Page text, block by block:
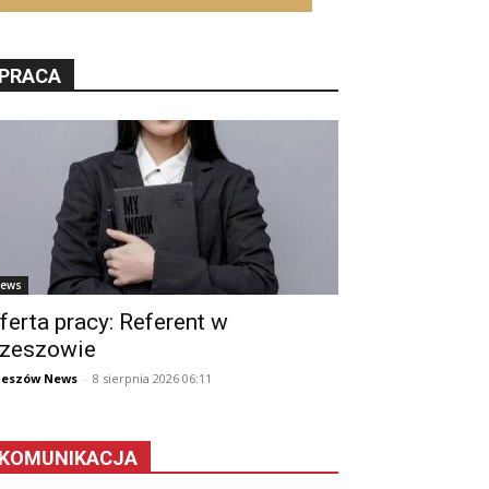
PRACA
pracy: Referent w
News - 8 sierpnia 2026 06:11
KOMUNIKACJA